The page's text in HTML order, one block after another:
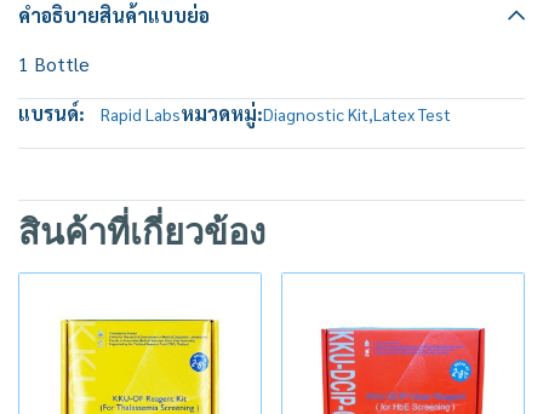
คำอธิบายสินค้าแบบย่อ
1 Bottle
แบรนด์:
Rapid Labsหมวดหมู่:Diagnostic Kit,Latex Test
สินค้าที่เกี่ยวข้อง